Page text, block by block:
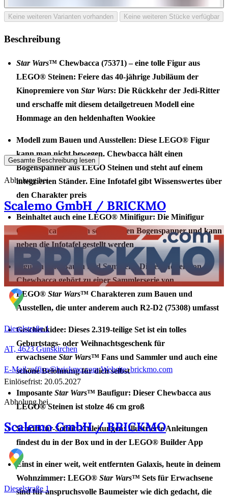
Keine weiteren Varianten vorhanden Keine weiteren Stücke verfügbar
Beschreibung
Star Wars™ Chewbacca (75371) – eine tolle Figur aus
LEGO® Steinen: Feiere das 40-jährige Jubiläum der
Kinopremiere von Star Wars: Die Rückkehr der Jedi-Ritter
und erschaffe mit diesem detailgetreuen Modell eine
Hommage an den heldenhaften Wookiee
Modell zum Bauen und Ausstellen: Diese LEGO® Figur
kann man nicht bewegen. Chewbacca hält einen
Bogenspanner aus LEGO Steinen und steht auf einem
integrierten Ständer. Eine Infotafel gibt Wissenswertes über
den Charakter preis
Beinhaltet auch eine LEGO® Minifigur: Die Minifigur
Chewbacca hat einen schießenden Bogenspanner und kann
neben die Infotafel gestellt werden
Figuren zum Bauen und Sammeln: Dieses Modell von
Chewbacca gehört zu einer Sammlerserie von
LEGO® Star Wars™ Charakteren zum Bauen und
Ausstellen, die unter anderem auch R2-D2 (75308) umfasst
Geschenkidee: Dieses 2.319-teilige Set ist ein tolles
Geburtstags- oder Weihnachtsgeschenk für
erwachsene Star Wars™ Fans und Sammler und auch eine
schöne Belohnung für dich selbst
Imposante Star Wars™ Baufigur: Dieser Chewbacca aus
LEGO® Steinen ist stolze 46 cm groß
Schritt-für-Schritt-Anleitungen: Illustrierte Anleitungen
findest du in der Box und in der LEGO® Builder App
Einst in einer weit, weit entfernten Galaxis, heute in deinem
Wohnzimmer: LEGO® Star Wars™ Sets für Erwachsene
sind für anspruchsvolle Baumeister wie dich gedacht, die
Gesamte Beschreibung lesen
Abholung bei
Scalemo GmbH / BRICKMO
Dieselstraße 1
AT, 4623Gunskirchen
E-Mail: office@brickmo.com Website: brickmo.com
Einlösefrist: 20.05.2027
Abholung bei
Scalemo GmbH / BRICKMO
Dieselstraße 1